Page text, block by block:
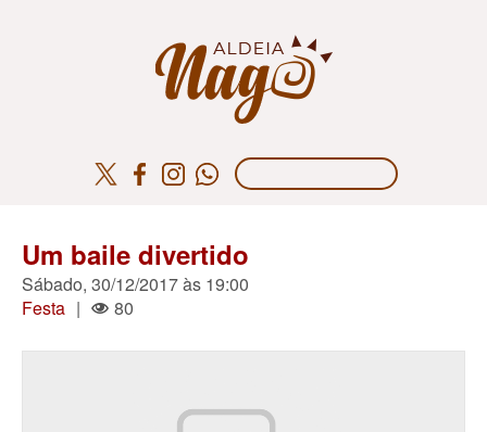
Um baile divertido
Sábado, 30/12/2017 às 19:00
Festa | 80